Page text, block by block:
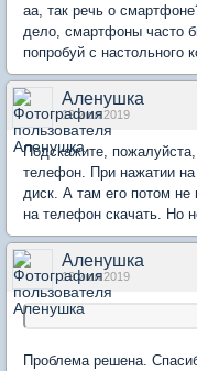
аа, так речь о
дело, смартфоны часто
попробуй с настольного
Аленушка
19 июл 2019
Подскажите,
телефон. При нажатии на
диск. А там его потом
на телефон скачать. Но
Аленушка
19 июл 2019
Проблема решена.